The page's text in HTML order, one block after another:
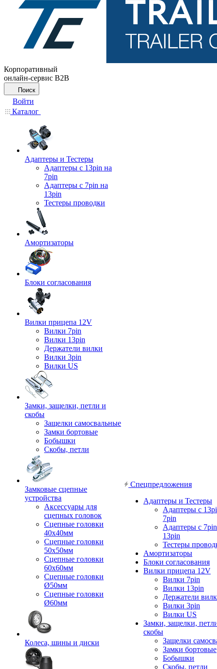
Корпоративный
онлайн-сервис B2B
Поиск
Войти
Каталог
Адаптеры и Тестеры
Адаптеры с 13pin на
7pin
Адаптеры с 7pin на
13pin
Тестеры проводки
Амортизаторы
Блоки согласования
Вилки прицепа 12V
Вилки 7pin
Вилки 13pin
Держатели вилки
Вилки 3pin
Вилки US
Замки, защелки, петли и
скобы
Защелки самосвальные
Замки бортовые
Бобышки
Скобы, петли
Замковые сцепные
устройства
Аксессуары для
сцепных головок
Сцепные головки
40x40мм
Сцепные головки
50x50мм
Сцепные головки
60x60мм
Сцепные головки
Ø50мм
Сцепные головки
Ø60мм
Колеса, шины и диски
Спецпредложения
Адаптеры и Тестеры
Адаптеры с
7pin
Адаптеры с
13pin
Тестеры
Амортизаторы
Блоки согласования
Вилки прицепа 12V
Вилки 7pin
Вилки 13pin
Держатели
Вилки 3pin
Вилки US
Замки, защелки,
скобы
Защелки
Замки бортовые
Бобышки
Скобы, петли